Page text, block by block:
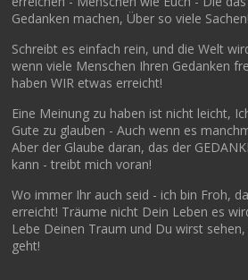
Gedanken machen, Über so viele Sachen!
Schreibt es einfach rein, und die Welt
wenn viele Menschen Ihren Gedanken
haben WIR etwas erreicht!
Eine Meinung zu haben ist nicht leicht,
Gute zu glauben - Auch wenn es
Aber der Glaube daran, das der
kann - treibt mich voran!
Wo immer Ihr auch seid - ich bin Froh,
erreicht! Träume nicht Dein Leben es
Lebe Deinen Traum und Du wirst
geht!